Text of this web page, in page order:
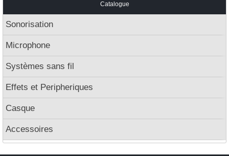
Catalogue
Sonorisation
Microphone
Systèmes sans fil
Effets et Peripheriques
Casque
Accessoires